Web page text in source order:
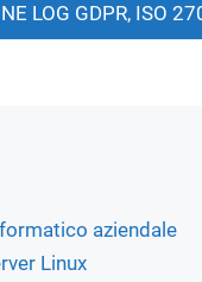
LOG GDPR, ISO
aziendale
Linux